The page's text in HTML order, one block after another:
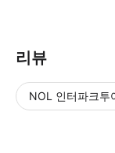
리뷰
NOL 인터파크투